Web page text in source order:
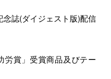
誌(ダイジェスト版)配信
労賞」受賞商品及びテー